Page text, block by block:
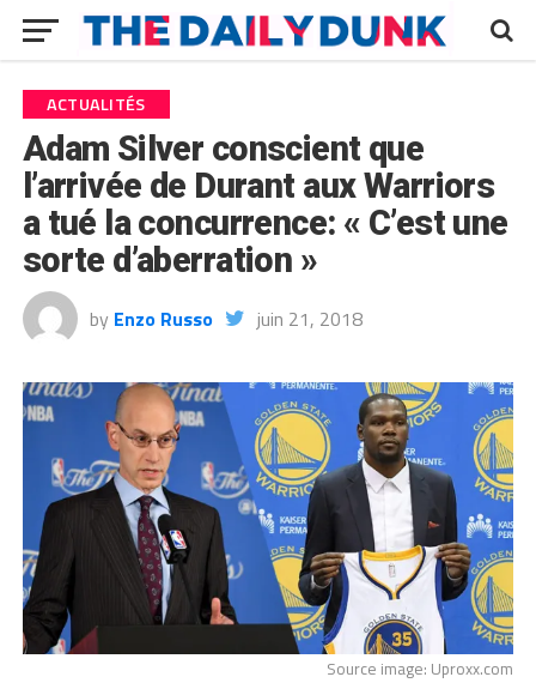
ACTUALITÉS
Adam Silver conscient que
l’arrivée de Durant aux Warriors
a tué la concurrence: « C’est une
sorte d’aberration »
by Enzo Russo juin 21, 2018
Source image: Uproxx.com